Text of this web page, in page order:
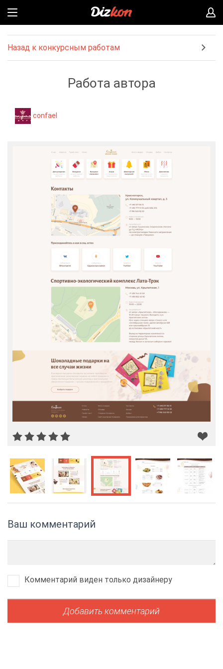
Назад к конкурсным работам
Работа автора
confael
Ваш комментарий
Комментарий виден только дизайнеру